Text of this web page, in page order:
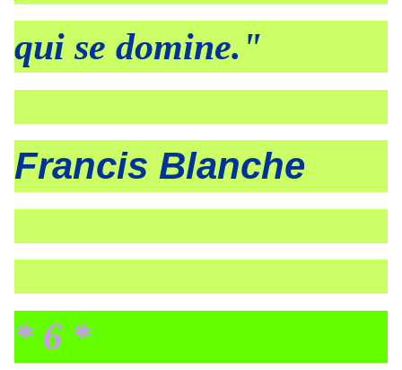
qui se domine."
Francis Blanche
* 6 *